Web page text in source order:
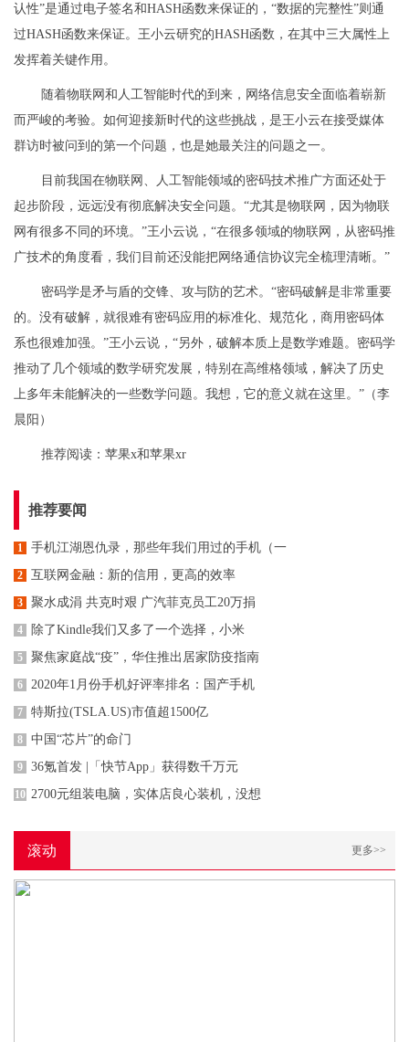
认性”是通过电子签名和HASH函数来保证的，“数据的完整性”则通
过HASH函数来保证。王小云研究的HASH函数，在其中三大属性上
发挥着关键作用。
随着物联网和人工智能时代的到来，网络信息安全面临着崭新
而严峻的考验。如何迎接新时代的这些挑战，是王小云在接受媒体
群访时被问到的第一个问题，也是她最关注的问题之一。
目前我国在物联网、人工智能领域的密码技术推广方面还处于
起步阶段，远远没有彻底解决安全问题。“尤其是物联网，因为物联
网有很多不同的环境。”王小云说，“在很多领域的物联网，从密码推
广技术的角度看，我们目前还没能把网络通信协议完全梳理清晰。”
密码学是矛与盾的交锋、攻与防的艺术。“密码破解是非常重要
的。没有破解，就很难有密码应用的标准化、规范化，商用密码体
系也很难加强。”王小云说，“另外，破解本质上是数学难题。密码学
推动了几个领域的数学研究发展，特别在高维格领域，解决了历史
上多年未能解决的一些数学问题。我想，它的意义就在这里。”（李
晨阳）
推荐阅读： 苹果x和苹果xr
推荐要闻
1 手机江湖恩仇录，那些年我们用过的手机（一
2 ​互联网金融：新的信用，更高的效率
3 聚水成涓 共克时艰 广汽菲克员工20万捐
4 除了Kindle我们又多了一个选择，小米
5 聚焦家庭战“疫”，华住推出居家防疫指南
6 2020年1月份手机好评率排名：国产手机
7 特斯拉(TSLA.US)市值超1500亿
8 中国“芯片”的命门
9 36氪首发 |「快节App」获得数千万元
10 2700元组装电脑，实体店良心装机，没想
滚动 更多>>